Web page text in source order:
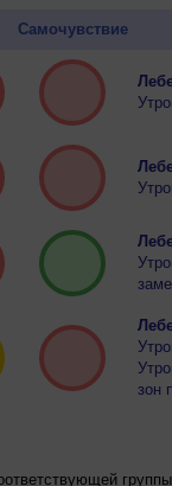
Самочувствие
зон